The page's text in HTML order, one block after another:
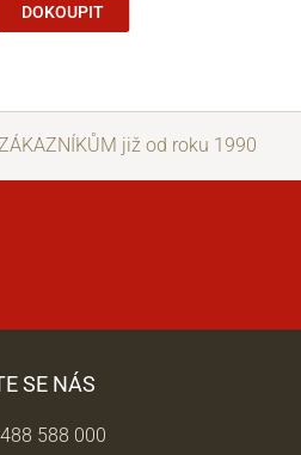
DOKOUPIT
již od roku 1990
SE NÁS
588 000